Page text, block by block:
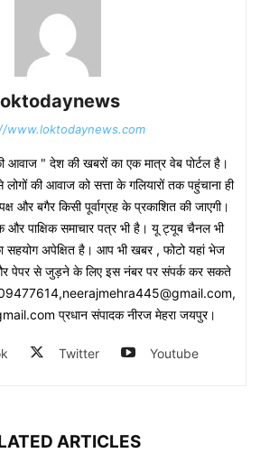
www.loktodaynews.com
" देश की खबरों का एक मात्र वेब पोर्टल है।
की आवाज को सत्ता के गलियारों तक पहुंचाना ही
और बगैर किसी पूर्वाग्रह के प्रकाशित की जाएगी।
पाक्षिक समाचार पत्र भी है। यू ट्यूब चैनल भी
सहयोग अपेक्षित है। आप भी खबर , फोटो यहां भेज
पेपर से जुड़ने के लिए इस नंबर पर संपर्क कर सकते
प्रधान संपादक नीरज मेहरा जयपुर।
Twitter Youtube
ARTICLES